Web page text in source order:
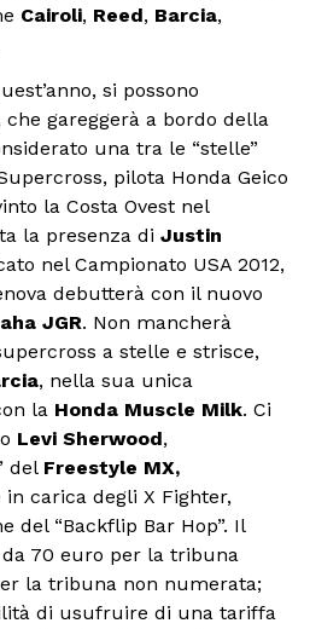
Cairoli, Reed, Barcia,
si possono
che gareggerà a bordo della
una tra le “stelle”
pilota Honda Geico
la Costa Ovest nel
la presenza di Justin
nel Campionato USA 2012,
debutterà con il nuovo
JGR. Non mancherà
a stelle e strisce,
, nella sua unica
la Honda Muscle Milk. Ci
Levi Sherwood,
del Freestyle MX,
carica degli X Fighter,
del “Backflip Bar Hop”. Il
70 euro per la tribuna
la tribuna non numerata;
di usufruire di una tariffa